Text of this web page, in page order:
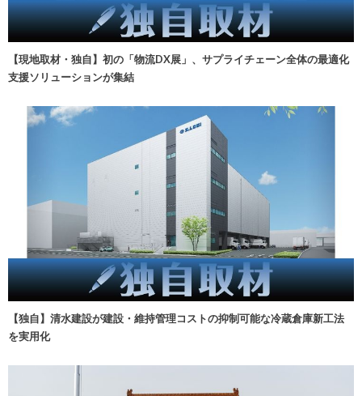
【現地取材・独自】初の「物流DX展」、サプライチェーン全体の最適化
支援ソリューションが集結
【独自】清水建設が建設・維持管理コストの抑制可能な冷蔵倉庫新工法
を実用化